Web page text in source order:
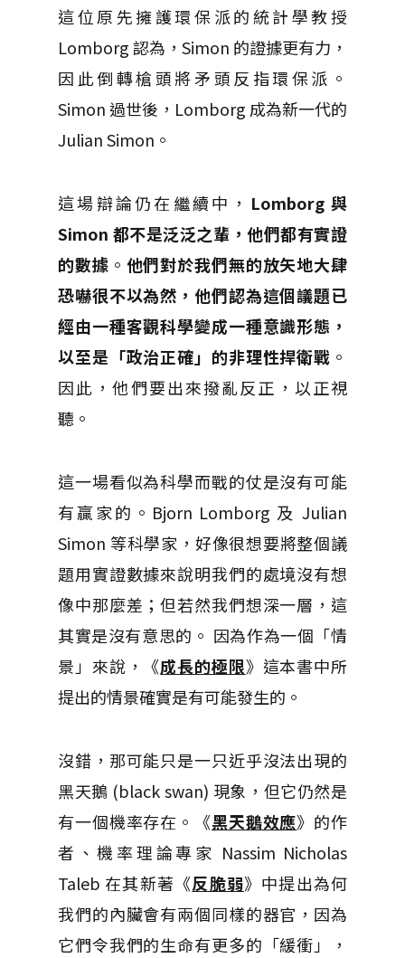
這位原先擁護環保派的統計學教授
Lomborg 認為，Simon 的證據更有力，
因此倒轉槍頭將矛頭反指環保派。
Simon 過世後，Lomborg 成為新一代的
Julian Simon。
這場辯論仍在繼續中， Lomborg 與
Simon 都不是泛泛之輩，他們都有實證
的數據 。 他們對於我們無的放矢地大肆
恐嚇很不以為然，他們認為這個議題已
經由一種客觀科學變成一種意識形態，
以至是「政治正確」的非理性捍衛戰 。
因此，他們要出來撥亂反正，以正視
聽。
這一場看似為科學而戰的仗是沒有可能
有贏家的。Bjorn Lomborg 及 Julian
Simon 等科學家，好像很想要將整個議
題用實證數據來說明我們的處境沒有想
像中那麼差；但若然我們想深一層，這
其實是沒有意思的。 因為作為一個「情
景」來說，《成長的極限》這本書中所
提出的情景確實是有可能發生的。
沒錯，那可能只是一只近乎沒法出現的
黑天鵝 (black swan) 現象，但它仍然是
有一個機率存在。《黑天鵝效應》的作
者、機率理論專家 Nassim Nicholas
Taleb 在其新著《反脆弱》中提出為何
我們的內臟會有兩個同樣的器官，因為
它們令我們的生命有更多的「緩衝」，